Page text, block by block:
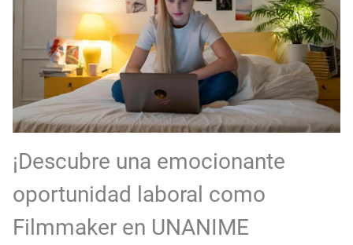
¡Descubre una emocionante
oportunidad laboral como
Filmmaker en UNANIME